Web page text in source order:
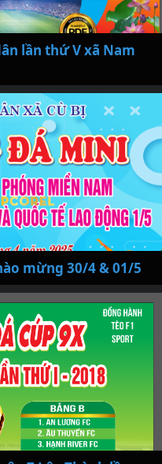
lần thứ V xã Nam
mừng 30/4 & 01/5